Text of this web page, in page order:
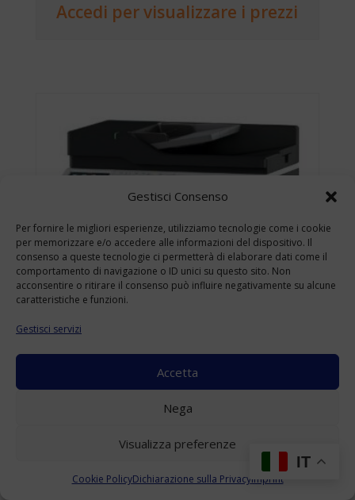
Gestisci Consenso
Per fornire le migliori esperienze, utilizziamo tecnologie come i cookie
per memorizzare e/o accedere alle informazioni del dispositivo. Il
consenso a queste tecnologie ci permetterà di elaborare dati come il
comportamento di navigazione o ID unici su questo sito. Non
acconsentire o ritirare il consenso può influire negativamente su alcune
caratteristiche e funzioni.
Gestisci servizi
Accetta
Nega
Visualizza preferenze
Cookie PolicyDichiarazione sulla PrivacyImprint
Accedi per visualizzare i prezzi
A4
Accedi per visualizzare i prezziIT